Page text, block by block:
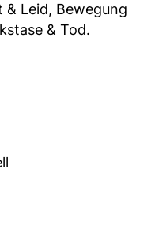
& Leid, Bewegung
& Tod.